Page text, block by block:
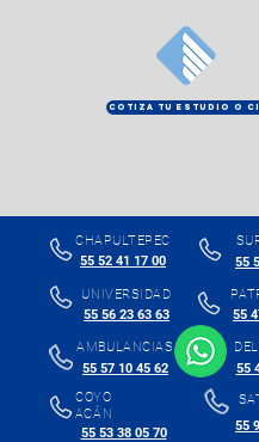
COTIZA TU ESTUDIO O
CHAPULTEPEC
55 52 41 17 00
55
UNIVERSIDAD
55 56 23 63 63
55
AMBULANCIAS
55 57 10 45 62
55
COYO
ACÁN
55 53 38 05 70
55